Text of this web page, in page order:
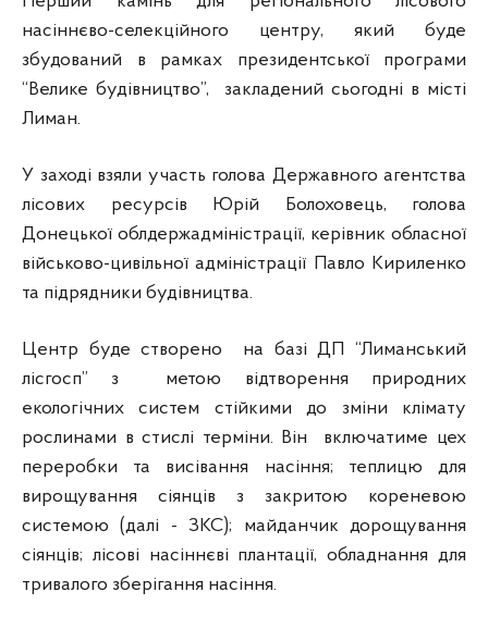
насіннєво-селекційного центру, який буде
збудований в рамках президентської програми
“Велике будівництво”, закладений сьогодні в місті
Лиман.
У заході взяли участь голова Державного агентства
лісових ресурсів Юрій Болоховець, голова
Донецької облдержадміністрації, керівник обласної
військово-цивільної адміністрації Павло Кириленко
та підрядники будівництва.
Центр буде створено на базі ДП “Лиманський
лісгосп” з метою відтворення природних
екологічних систем стійкими до зміни клімату
рослинами в стислі терміни. Він включатиме цех
переробки та висівання насіння; теплицю для
вирощування сіянців з закритою кореневою
системою (далі - ЗКС); майданчик дорощування
сіянців; лісові насіннєві плантації, обладнання для
тривалого зберігання насіння.